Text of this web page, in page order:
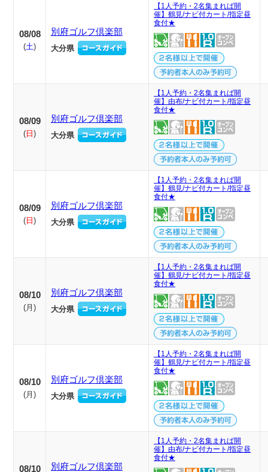
08/08
(土)
別府ゴルフ倶楽部
大分県
【1人予約・2名集まれば開
催】鶴見/ナビ付カート/指定昼
食付★
08/09
(日)
別府ゴルフ倶楽部
大分県
【1人予約・2名集まれば開
催】由布/ナビ付カート/指定昼
食付★
08/09
(日)
別府ゴルフ倶楽部
大分県
【1人予約・2名集まれば開
催】鶴見/ナビ付カート/指定昼
食付★
08/10
( 月 )
別府ゴルフ倶楽部
大分県
【1人予約・2名集まれば開
催】鶴見/ナビ付カート/指定昼
食付★
08/10
( 月 )
別府ゴルフ倶楽部
大分県
【1人予約・2名集まれば開
催】鶴見/ナビ付カート/指定昼
食付★
08/10 別府ゴルフ倶楽部
【1人予約・2名集まれば開
催】由布/ナビ付カート/指定昼
食付★